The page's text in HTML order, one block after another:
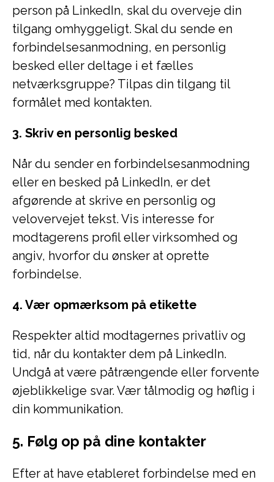
person på LinkedIn, skal du overveje din
tilgang omhyggeligt. Skal du sende en
forbindelsesanmodning, en personlig
besked eller deltage i et fælles
netværksgruppe? Tilpas din tilgang til
formålet med kontakten.
3. Skriv en personlig besked
Når du sender en forbindelsesanmodning
eller en besked på LinkedIn, er det
afgørende at skrive en personlig og
velovervejet tekst. Vis interesse for
modtagerens profil eller virksomhed og
angiv, hvorfor du ønsker at oprette
forbindelse.
4. Vær opmærksom på etikette
Respekter altid modtagernes privatliv og
tid, når du kontakter dem på LinkedIn.
Undgå at være påtrængende eller forvente
øjeblikkelige svar. Vær tålmodig og høflig i
din kommunikation.
5. Følg op på dine kontakter
Efter at have etableret forbindelse med en